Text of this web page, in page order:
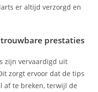
er altijd verzorgd en
prestaties
zijn vervaardigd uit
zorgt ervoor dat de tips
af te breken, terwijl de